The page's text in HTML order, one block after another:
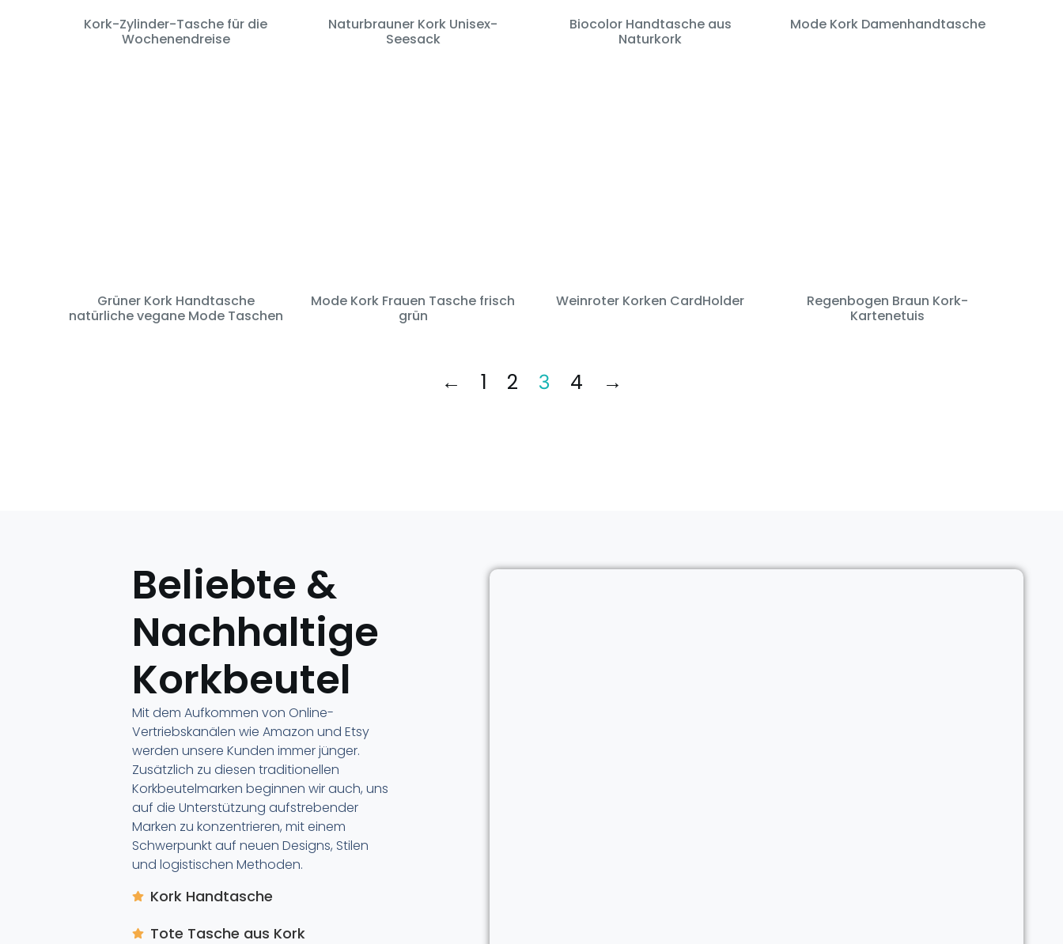
Kork-Zylinder-Tasche für die
Wochenendreise
Naturbrauner Kork Unisex-
Seesack
Biocolor Handtasche aus
Naturkork
Mode Kork Damenhandtasche
Grüner Kork Handtasche
natürliche vegane Mode Taschen
Mode Kork Frauen Tasche frisch
grün
Weinroter Korken CardHolder
Regenbogen Braun Kork-
Kartenetuis
← 1 2 3 4 →
Beliebte &
Nachhaltige
Korkbeutel
Mit dem Aufkommen von Online-
Vertriebskanälen wie Amazon und Etsy
werden unsere Kunden immer jünger.
Zusätzlich zu diesen traditionellen
Korkbeutelmarken beginnen wir auch, uns
auf die Unterstützung aufstrebender
Marken zu konzentrieren, mit einem
Schwerpunkt auf neuen Designs, Stilen
und logistischen Methoden.
Kork Handtasche
Tote Tasche aus Kork